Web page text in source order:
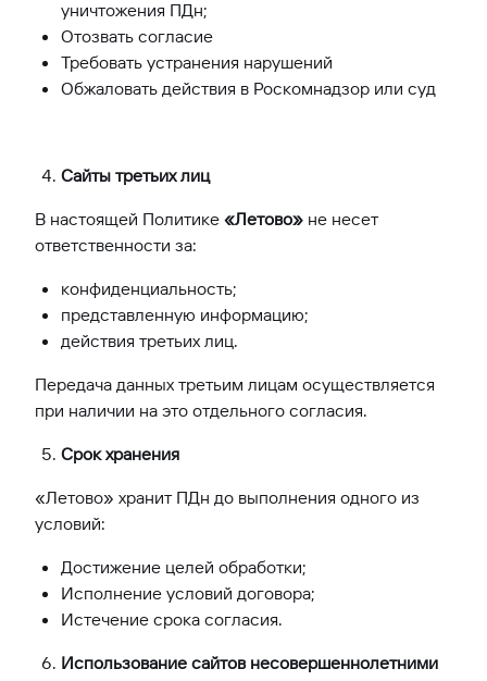
уничтожения ПДн;
Отозвать согласие
Требовать устранения нарушений
Обжаловать действия в Роскомнадзор или суд
Сайты третьих лиц
В настоящей Политике «Летово» не несет
ответственности за:
конфиденциальность;
представленную информацию;
действия третьих лиц.
Передача данных третьим лицам осуществляется
при наличии на это отдельного согласия.
Срок хранения
«Летово» хранит ПДн до выполнения одного из
условий:
Достижение целей обработки;
Исполнение условий договора;
Истечение срока согласия.
Использование сайтов несовершеннолетними